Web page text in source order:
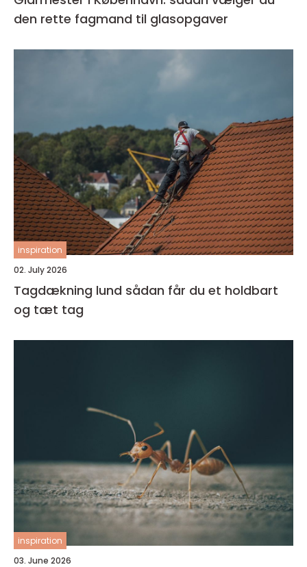
den rette fagmand til glasopgaver
inspiration
02. July 2026
Tagdækning lund sådan får du et holdbart
og tæt tag
inspiration
03. June 2026